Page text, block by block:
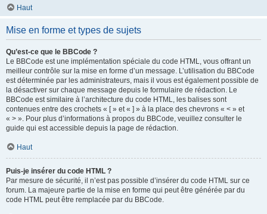
Haut
Mise en forme et types de sujets
Qu’est-ce que le BBCode ?
Le BBCode est une implémentation spéciale du code HTML, vous offrant un
meilleur contrôle sur la mise en forme d’un message. L’utilisation du BBCode
est déterminée par les administrateurs, mais il vous est également possible de
la désactiver sur chaque message depuis le formulaire de rédaction. Le
BBCode est similaire à l’architecture du code HTML, les balises sont
contenues entre des crochets « [ » et « ] » à la place des chevrons « < » et
« > ». Pour plus d’informations à propos du BBCode, veuillez consulter le
guide qui est accessible depuis la page de rédaction.
Haut
Puis-je insérer du code HTML ?
Par mesure de sécurité, il n’est pas possible d’insérer du code HTML sur ce
forum. La majeure partie de la mise en forme qui peut être générée par du
code HTML peut être remplacée par du BBCode.